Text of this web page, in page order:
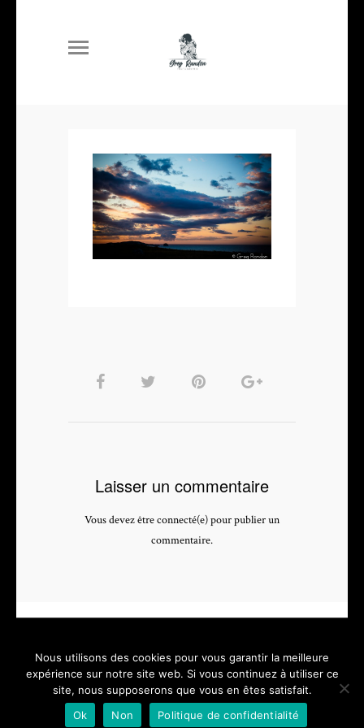
Laisser un commentaire
Vous devez être connecté(e) pour publier un
commentaire.
PHOTOGRAPHE & VIDEASTE PROFESSIONNEL - depuis 2005 -
Nous utilisons des cookies pour vous garantir la meilleure
expérience sur notre site web. Si vous continuez à utiliser ce
site, nous supposerons que vous en êtes satisfait.
Ok
Non Politique de confidentialité